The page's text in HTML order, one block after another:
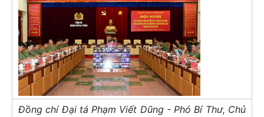
Đồng chí Đại tá Phạm Viết Dũng - Phó Bí Thư, Chủ